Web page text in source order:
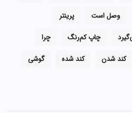
وصل است
پرینتر
چاپ کم‌رنگ
چرا
کند شدن کند شده گوشی